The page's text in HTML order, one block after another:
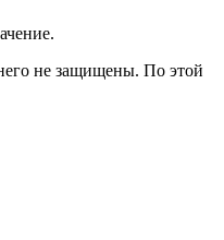
не защищены. По этой